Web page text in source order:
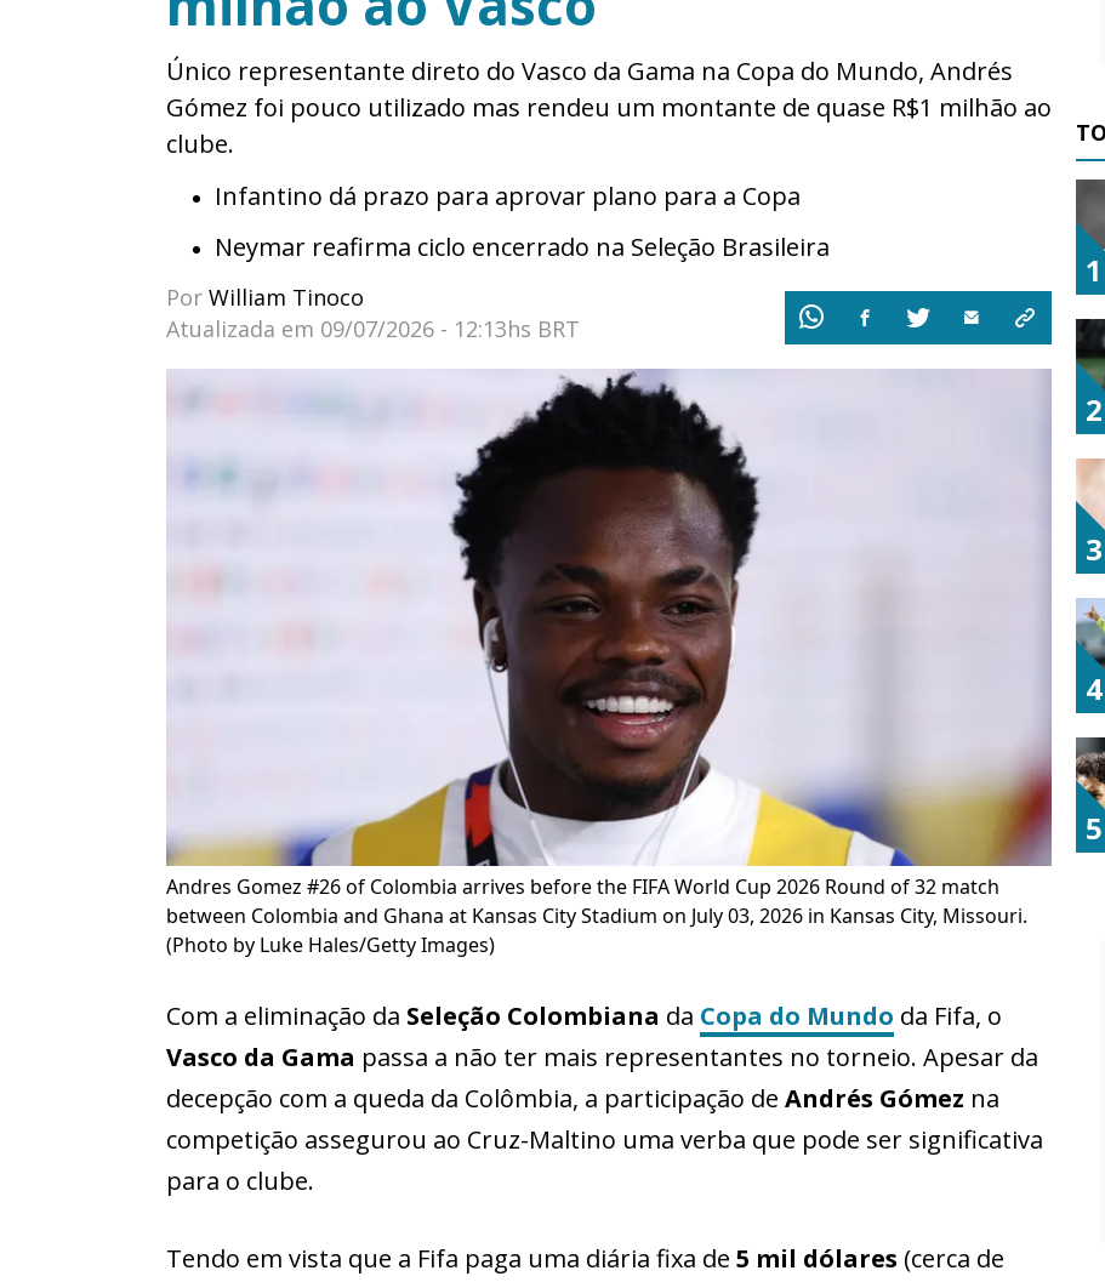
Único representante direto do Vasco da Gama na Copa do Mundo, Andrés
Gómez foi pouco utilizado mas rendeu um montante de quase R$1 milhão ao
clube.
Infantino dá prazo para aprovar plano para a Copa
Neymar reafirma ciclo encerrado na Seleção Brasileira
Por William Tinoco
Atualizada em 09/07/2026 - 12:13hs BRT
Andres Gomez #26 of Colombia arrives before the FIFA World Cup 2026 Round of 32 match
between Colombia and Ghana at Kansas City Stadium on July 03, 2026 in Kansas City, Missouri.
(Photo by Luke Hales/Getty Images)
Com a eliminação da Seleção Colombiana da Copa do Mundo da Fifa, o
Vasco da Gama passa a não ter mais representantes no torneio. Apesar da
decepção com a queda da Colômbia, a participação de Andrés Gómez na
competição assegurou ao Cruz-Maltino uma verba que pode ser significativa
para o clube.
Tendo em vista que a Fifa paga uma diária fixa de 5 mil dólares (cerca de
1
2
3
4
5